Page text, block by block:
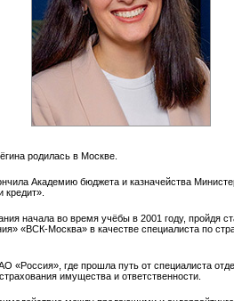
родилась в Москве.
Академию бюджета и казначейства
начала во время учёбы в 2001 году, пройдя
«ВСК-Москва» в качестве специалиста по
«Россия», где прошла путь от специалиста
имущества и ответственности.